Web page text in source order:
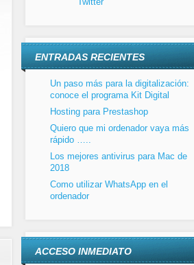
ENTRADAS RECIENTES
Un paso más para la digitalización:
conoce el programa Kit Digital
Hosting para Prestashop
Quiero que mi ordenador vaya más
rápido …..
Los mejores antivirus para Mac de
2018
Como utilizar WhatsApp en el
ordenador
ACCESO INMEDIATO